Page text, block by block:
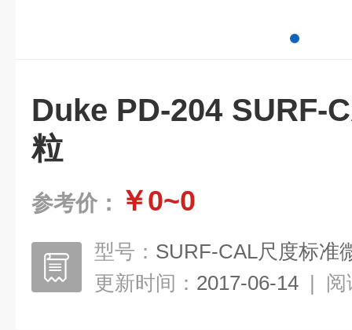
Duke PD-204 SURF-
粒
参考价： ￥0~0
型号： SURF-CAL尺度标准
更新时间： 2017-06-14 | 阅